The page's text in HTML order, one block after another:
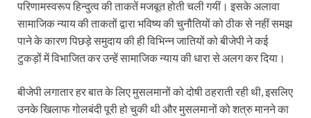
परिणामस्वरूप हिन्दुत्व की ताकतें मजबूत होती चली गयीं। इसके अलावा
सामाजिक न्याय की ताकतों द्वारा भविष्य की चुनौतियों को ठीक से नहीं समझ
पाने के कारण पिछड़े समुदाय की ही विभिन्न जातियों को बीजेपी ने कई
टुकड़ों में विभाजित कर उन्हें सामाजिक न्याय की धारा से अलग कर दिया।
बीजेपी लगातार हर बात के लिए मुसलमानों को दोषी ठहराती रही थी, इसलिए
उनके खिलाफ गोलबंदी पूरी हो चुकी थी और मुसलमानों को शत्रु मानने का